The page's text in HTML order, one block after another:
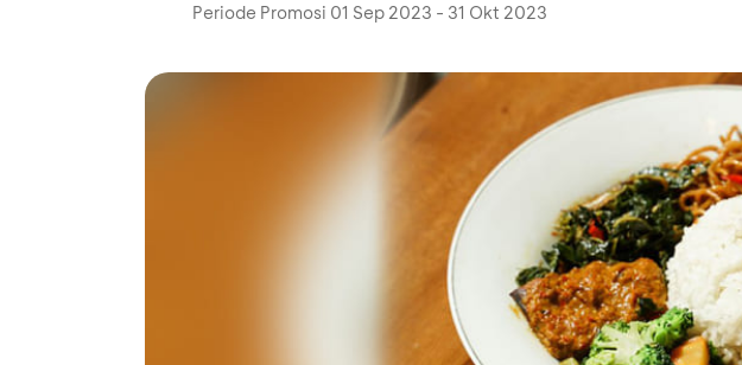
Periode Promosi 01 Sep 2023 - 31 Okt 2023